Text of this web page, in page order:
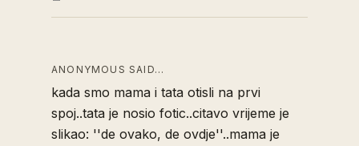
ANONYMOUS SAID…
kada smo mama i tata otisli na prvi
spoj..tata je nosio fotic..citavo vrijeme je
slikao: ''de ovako, de ovdje''..mama je